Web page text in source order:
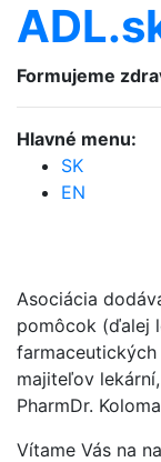
Formujeme
Hlavné menu:
SK
EN
Asociácia
pomôcok (ďalej
majiteľov
PharmDr.
Vítame Vás na